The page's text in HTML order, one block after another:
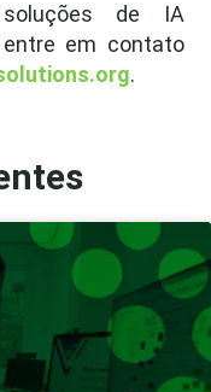
de IA
em contato
.